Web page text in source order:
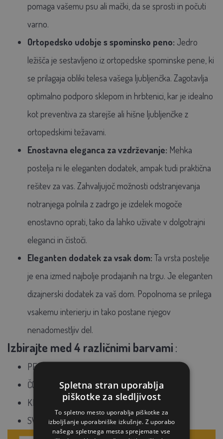
pomaga vašemu psu ali mački, da se sprosti in počuti
varno.
Ortopedsko udobje s spominsko peno: Jedro
ležišča je sestavljeno iz ortopedske spominske pene, ki
se prilagaja obliki telesa vašega ljubljenčka. Zagotavlja
optimalno podporo sklepom in hrbtenici, kar je idealno
kot preventiva za starejše ali hišne ljubljenčke z
ortopedskimi težavami.
Enostavna eleganca za vzdrževanje: Mehka
postelja ni le eleganten dodatek, ampak tudi praktična
rešitev za vas. Zahvaljujoč možnosti odstranjevanja
notranjega polnila z zadrgo je izdelek mogoče
enostavno oprati, tako da lahko uživate v dolgotrajni
eleganci in čistoči.
Eleganten dodatek za vsak dom: Ta vrsta postelje
je ena izmed najbolje prodajanih na trgu. Je eleganten
dizajnerski dodatek za vaš dom. Popolnoma se prilega
vsakemu interierju in tako postane njegov
nenadomestljiv del.
Izbirajte med 4 različnimi barvami:
PEPELNO SIVA
ČOKO RJAVA
KREMA BEŽ
SVETLOSIVA
Spletna stran uporablja
piškotke za sledljivost
To spletno mesto uporablja piškotke za
izboljšanje uporabniške izkušnje. Z uporabo
našega spletnega mesta sprejemate vse